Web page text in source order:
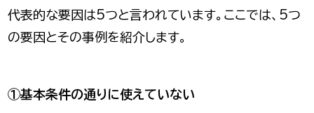
代表的な要因は5つと言われています。ここでは、5つ
の要因とその事例を紹介します。
①基本条件の通りに使えていない